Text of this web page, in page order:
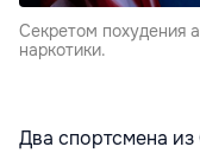
Секретом похудения
наркотики.
Два спортсмена